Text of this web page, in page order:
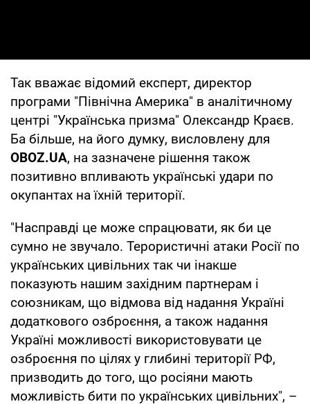
Так вважає відомий експерт, директор
програми "Північна Америка" в аналітичному
центрі "Українська призма" Олександр Краєв.
Ба більше, на його думку, висловлену для
OBOZ.UA, на зазначене рішення також
позитивно впливають українські удари по
окупантах на їхній території.
"Насправді це може спрацювати, як би це
сумно не звучало. Терористичні атаки Росії по
українських цивільних так чи інакше
показують нашим західним партнерам і
союзникам, що відмова від надання Україні
додаткового озброєння, а також надання
Україні можливості використовувати це
озброєння по цілях у глибині території РФ,
призводить до того, що росіяни мають
можливість бити по українських цивільних", –